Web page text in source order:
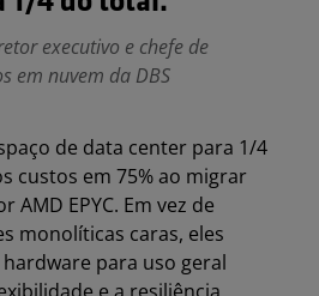
executivo e chefe de
em nuvem da DBS
de data center para 1/4
custos em 75% ao migrar
AMD EPYC. Em vez de
monolíticas caras, eles
para uso geral